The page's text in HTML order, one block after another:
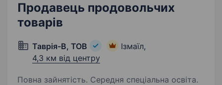
Продавець продовольчих
товарів
Таврія-В, ТОВ
Ізмаїл,
4,3 км від центру
Повна зайнятість. Середня спеціальна освіта.